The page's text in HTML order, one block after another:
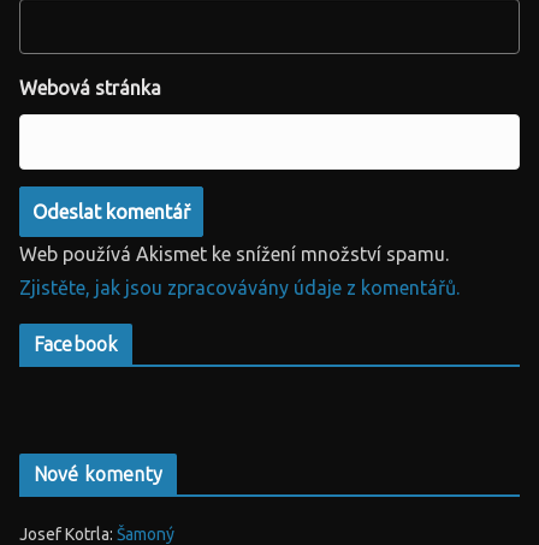
Webová stránka
Web používá Akismet ke snížení množství spamu.
Zjistěte, jak jsou zpracovávány údaje z komentářů.
Facebook
Nové komenty
Josef Kotrla: Šamoný